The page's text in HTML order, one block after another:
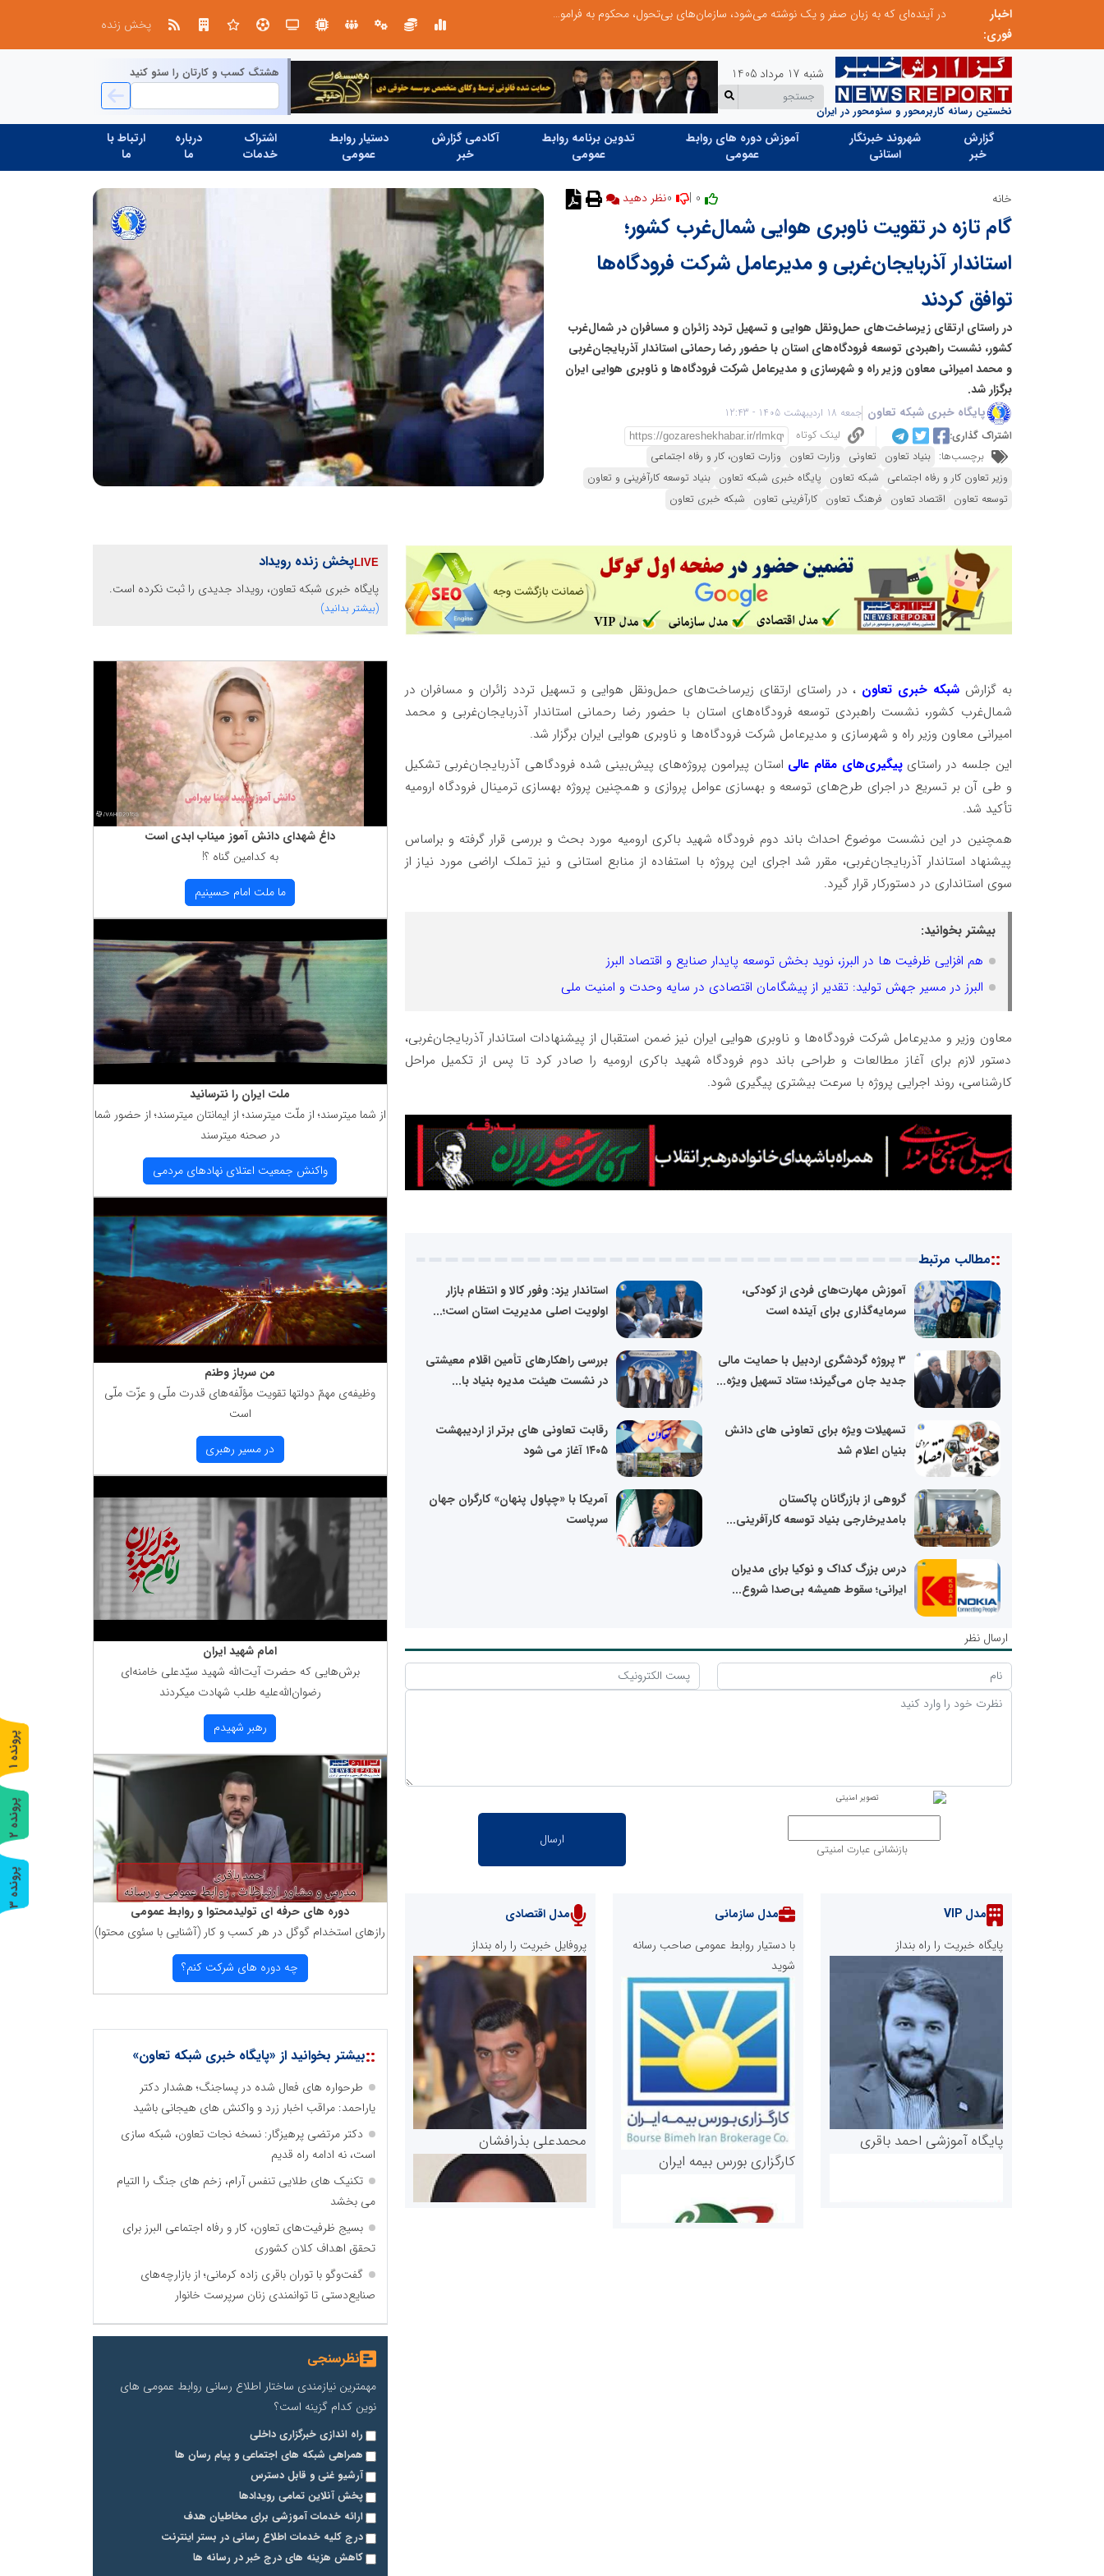
اخبار
فوری:
در آینده‌ای که به زبان صفر و یک نوشته می‌شود، سازمان‌های بی‌تحول، محکوم به فراموشی‌اند
پخش زنده
نخستین رسانه کاربرمحور و سئومحور در ایران
شنبه 17 مرداد 1405 هشتگ کسب و کارتان را سئو کنید
گزارش
خبر
شهروند خبرنگار
استانی
آموزش دوره های روابط
عمومی
تدوین برنامه روابط
عمومی
آکادمی گزارش
خبر
دستیار روابط
عمومی
اشتراک
خدمات
درباره
ما
ارتباط با
ما
خانه نظر دهید
گام تازه در تقویت ناوبری هوایی شمال‌غرب کشور؛
استاندار آذربایجان‌غربی و مدیرعامل شرکت فرودگاه‌ها
توافق کردند
در راستای ارتقای زیرساخت‌های حمل‌ونقل هوایی و تسهیل تردد زائران و مسافران در شمال‌غرب
کشور، نشست راهبردی توسعه فرودگاه‌های استان با حضور رضا رحمانی استاندار آذربایجان‌غربی
و محمد امیرانی معاون وزیر راه و شهرسازی و مدیرعامل شرکت فرودگاه‌ها و ناوبری هوایی ایران
برگزار شد.
پایگاه خبری شبکه تعاون جمعه 18 اردیبهشت 1405 - 12:43
اشتراک گذاری:
لینک کوتاه
برچسب‌ها: بنیاد تعاون تعاونی وزارت تعاون وزارت تعاون، کار و رفاه اجتماعی
وزیر تعاون کار و رفاه اجتماعی شبکه تعاون پایگاه خبری شبکه تعاون بنیاد توسعه کارآفرینی و تعاون
توسعه تعاون اقتصاد تعاون فرهنگ تعاون کارآفرینی تعاون شبکه خبری تعاون
به گزارش شبکه خبری تعاون ، در راستای ارتقای زیرساخت‌های حمل‌ونقل هوایی و تسهیل تردد زائران و مسافران در
شمال‌غرب کشور، نشست راهبردی توسعه فرودگاه‌های استان با حضور رضا رحمانی استاندار آذربایجان‌غربی و محمد
امیرانی معاون وزیر راه و شهرسازی و مدیرعامل شرکت فرودگاه‌ها و ناوبری هوایی ایران برگزار شد.
این جلسه در راستای پیگیری‌های مقام عالی استان پیرامون پروژه‌های پیش‌بینی شده فرودگاهی آذربایجان‌غربی تشکیل
و طی آن بر تسریع در اجرای طرح‌های توسعه و بهسازی عوامل پروازی و همچنین پروژه بهسازی ترمینال فرودگاه ارومیه
تأکید شد.
همچنین در این نشست موضوع احداث باند دوم فرودگاه شهید باکری ارومیه مورد بحث و بررسی قرار گرفته و براساس
پیشنهاد استاندار آذربایجان‌غربی، مقرر شد اجرای این پروژه با استفاده از منابع استانی و نیز تملک اراضی مورد نیاز از
سوی استانداری در دستورکار قرار گیرد.
بیشتر بخوانید:
هم افزایی ظرفیت ها در البرز، نوید بخش توسعه پایدار صنایع و اقتصاد البرز
البرز در مسیر جهش تولید: تقدیر از پیشگامان اقتصادی در سایه وحدت و امنیت ملی
معاون وزیر و مدیرعامل شرکت فرودگاه‌ها و ناوبری هوایی ایران نیز ضمن استقبال از پیشنهادات استاندار آذربایجان‌غربی،
دستور لازم برای آغاز مطالعات و طراحی باند دوم فرودگاه شهید باکری ارومیه را صادر کرد تا پس از تکمیل مراحل
کارشناسی، روند اجرایی پروژه با سرعت بیشتری پیگیری شود.
::مطالب مرتبط
آموزش مهارت‌های فردی از کودکی،
سرمایه‌گذاری برای آینده است
استاندار یزد: وفور کالا و انتظام بازار
اولویت اصلی مدیریت استان است؛...
۳ پروژه گردشگری اردبیل با حمایت مالی
جدید جان می‌گیرند؛ ستاد تسهیل ویژه...
بررسی راهکارهای تأمین اقلام معیشتی
در نشست هیئت‌ مدیره بنیاد با...
تسهیلات ویژه برای تعاونی های دانش
بنیان اعلام شد
رقابت تعاونی های برتر از اردیبهشت
۱۴۰۵ آغاز می شود
گروهی از بازرگانان پاکستان
بامدیرخارجی بنیاد توسعه کارآفرینی...
آمریکا با «چپاول پنهان» کارگران جهان
سرپاست
درس بزرگ کداک و نوکیا برای مدیران
ایرانی؛ سقوط همیشه بی‌صدا شروع...
ارسال نظر
بازنشانی عبارت امنیتی
مدل VIP
پایگاه خبریت را راه بنداز
پایگاه آموزشی احمد باقری
مدل سازمانی
با دستیار روابط عمومی صاحب رسانه
شوید
کارگزاری بورس بیمه ایران
مدل اقتصادی
پروفایل خبریت را راه بنداز
محمدعلی بذرافشان
پخش زنده رویداد
پایگاه خبری شبکه تعاون، رویداد جدیدی را ثبت نکرده است.
(بیشتر بدانید)
داغ شهدای دانش آموز میناب ابدی است
به كدامین گناه ؟!
ما ملت امام حسینیم
ملت ایران را نترسانید
از شما میترسند؛ از ملّت میترسند؛ از ایمانتان میترسند؛ از حضور شما
در صحنه میترسند
واكنش جمعیت اعتلای نهادهای مردمی
من سرباز وطنم
وظیفه‌ی مهمّ دولتها تقویت مؤلّفه‌های قدرت ملّی و عزّت ملّی
است
در مسیر رهبری
امام شهید ایران
برش‌هایی كه حضرت آیت‌الله شهید سیّدعلی خامنه‌ای
رضوان‌الله‌علیه طلب شهادت میكردند
رهبر شهیدم
دوره های حرفه ای تولیدمحتوا و روابط عمومی
رازهای استخدام گوگل در هر كسب و كار (آشنایی با سئوی محتوا)
چه دوره های شركت كنم؟
::بیشتر بخوانید از «پایگاه خبری شبکه تعاون»
طرحواره های فعال شده در پساجنگ؛ هشدار دکتر
یاراحمد: مراقب اخبار زرد و واکنش های هیجانی باشید
دکتر مرتضی پرهیزگار: نسخه نجات تعاون، شبکه سازی
است، نه ادامه راه قدیم
تکنیک های طلایی تنفس آرام، زخم های جنگ را التیام
می بخشد
بسیج ظرفیت‌های تعاون، کار و رفاه اجتماعی البرز برای
تحقق اهداف کلان کشوری
گفت‌وگو با توران باقری‌ زاده کرمانی؛ از بازارچه‌های
صنایع‌دستی تا توانمندی زنان سرپرست خانوار
نظرسنجی
مهمترین نیازمندی ساختار اطلاع رسانی روابط عمومی های
نوین کدام گزینه است؟
راه اندازی خبرگزاری داخلی
همراهی شبکه های اجتماعی و پیام رسان ها
آرشیو غنی و قابل دسترس
پخش آنلاین تمامی رویدادها
ارائه خدمات آموزشی برای مخاطیان هدف
درج کلیه خدمات اطلاع رسانی در بستر اینترنت
کاهش هزینه های درج خبر در رسانه ها
پ
ر
و
ن
د
ه
1
پ
ر
و
ن
د
ه
2
پ
ر
و
ن
د
ه
3